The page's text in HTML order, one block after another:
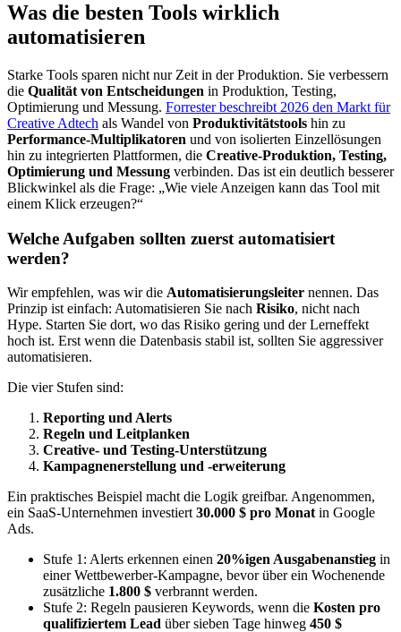
Was die besten Tools wirklich
automatisieren
Starke Tools sparen nicht nur Zeit in der Produktion. Sie verbessern
die Qualität von Entscheidungen in Produktion, Testing,
Optimierung und Messung. Forrester beschreibt 2026 den Markt für
Creative Adtech als Wandel von Produktivitätstools hin zu
Performance-Multiplikatoren und von isolierten Einzellösungen
hin zu integrierten Plattformen, die Creative-Produktion, Testing,
Optimierung und Messung verbinden. Das ist ein deutlich besserer
Blickwinkel als die Frage: „Wie viele Anzeigen kann das Tool mit
einem Klick erzeugen?“
Welche Aufgaben sollten zuerst automatisiert
werden?
Wir empfehlen, was wir die Automatisierungsleiter nennen. Das
Prinzip ist einfach: Automatisieren Sie nach Risiko, nicht nach
Hype. Starten Sie dort, wo das Risiko gering und der Lerneffekt
hoch ist. Erst wenn die Datenbasis stabil ist, sollten Sie aggressiver
automatisieren.
Die vier Stufen sind:
Reporting und Alerts
Regeln und Leitplanken
Creative- und Testing-Unterstützung
Kampagnenerstellung und -erweiterung
Ein praktisches Beispiel macht die Logik greifbar. Angenommen,
ein SaaS-Unternehmen investiert 30.000 $ pro Monat in Google
Ads.
Stufe 1: Alerts erkennen einen 20%igen Ausgabenanstieg in
einer Wettbewerber-Kampagne, bevor über ein Wochenende
zusätzliche 1.800 $ verbrannt werden.
Stufe 2: Regeln pausieren Keywords, wenn die Kosten pro
qualifiziertem Lead über sieben Tage hinweg 450 $